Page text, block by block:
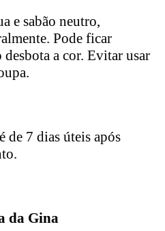
e sabão neutro,
Pode ficar
a cor. Evitar usar
de 7 dias úteis após
da Gina